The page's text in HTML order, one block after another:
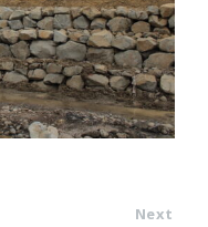
Next